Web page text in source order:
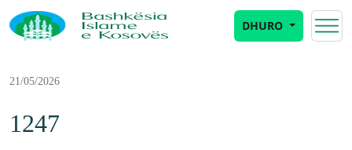
DHURO
21/05/2026
1247